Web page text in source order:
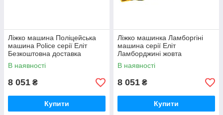
Ліжко машина Поліцейська
машина Police серії Еліт
Безкоштовна доставка
В наявності
8 051 ₴
Купити
Ліжко машинка Ламборгіні
машина серії Еліт
Ламборджині жовта
Lamborghini з матрацом і
безкоштовною доставкою
В наявності
8 051 ₴
Купити